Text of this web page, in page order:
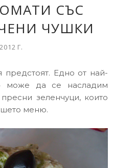
СЪС
ЧУШКИ
Г.
предстоят. Едно от най-
може да се насладим
зеленчуци, които
меню.